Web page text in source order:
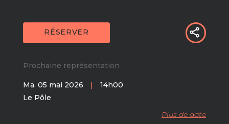
RÉSERVER
Prochaine représentation
Ma. 05 mai 2026 |
14h00
Le Pôle
Plus de date